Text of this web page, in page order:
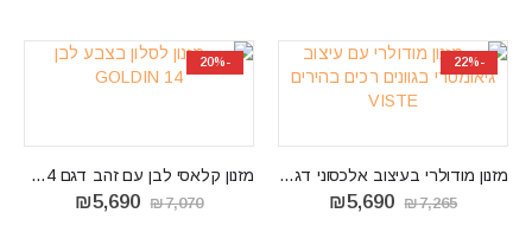
-22%
מזנון מודולרי בעיצוב אלכסוני דגם VISTE
₪7,265
המחיר₪5,690
-20%
מזנון קלאסי לבן עם זהב דגם GOLDIN 14
₪7,070
המחיר₪5,690